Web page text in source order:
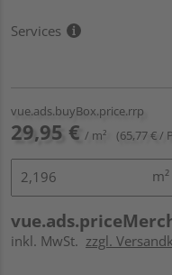
Services
vue.ads.buyBox.price.rrp
29,95 € / m² (65,77 € /
m²
inkl. MwSt. zzgl.